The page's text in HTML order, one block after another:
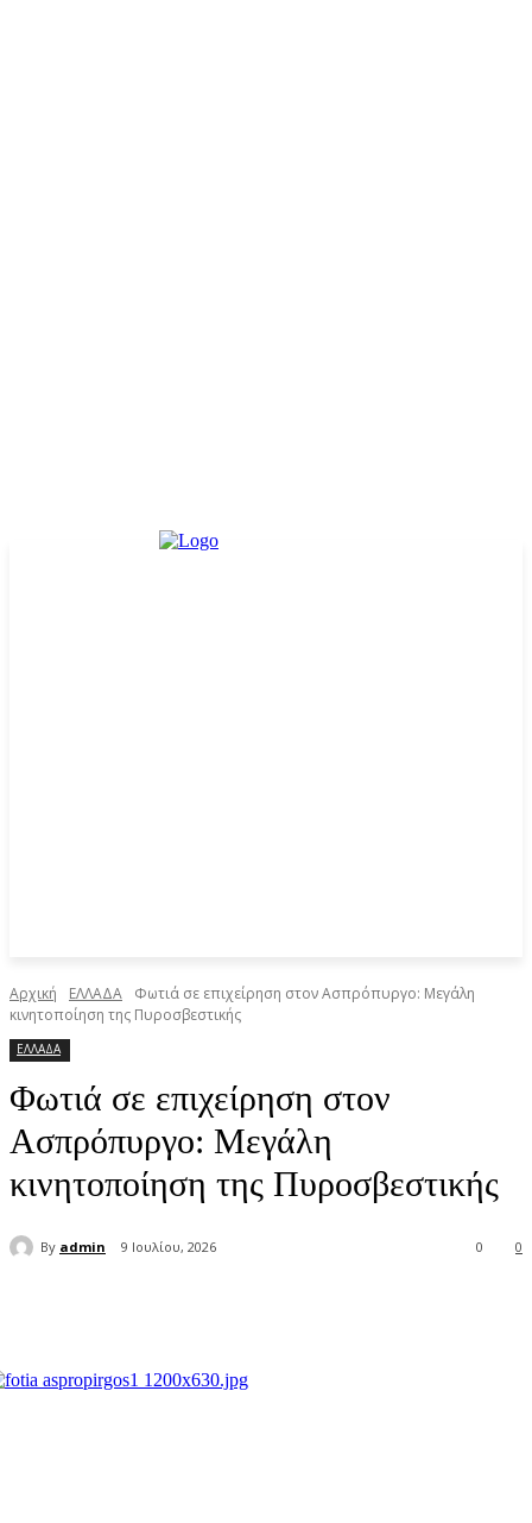
Αρχική ΕΛΛΑΔΑ
Φωτιά σε επιχείρηση στον Ασπρόπυργο: Μεγάλη
κινητοποίηση της Πυροσβεστικής
ΕΛΛΑΔΑ
Φωτιά σε επιχείρηση στον
Ασπρόπυργο: Μεγάλη
κινητοποίηση της Πυροσβεστικής
By admin 9 Ιουλίου, 2026 0
0